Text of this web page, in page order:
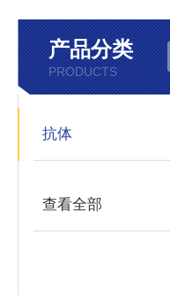
产品分类
PRODUCTS
抗体
查看全部